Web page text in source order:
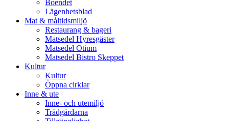
Boendet
Lägenhetsblad
Mat & måltidsmiljö
Restaurang & bageri
Matsedel Hyresgäster
Matsedel Otium
Matsedel Bistro Skeppet
Kultur
Kultur
Öppna cirklar
Inne & ute
Inne- och utemiljö
Trädgårdarna